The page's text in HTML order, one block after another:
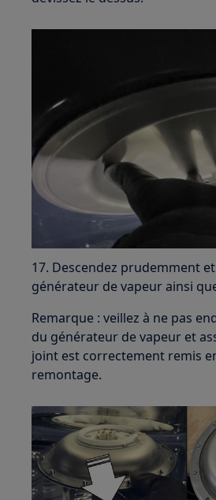
17. Descendez prudemment
générateur de vapeur ainsi
Remarque : veillez à ne pas
du générateur de vapeur et
joint est correctement remis
remontage.